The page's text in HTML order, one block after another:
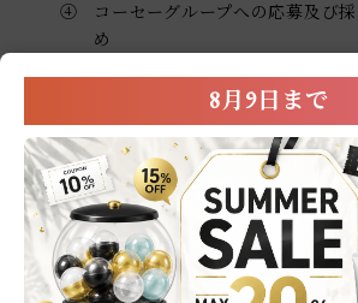
④
コーセーグループへの応募及び
め
⑤ 入社後の雇用管理のため
⑥
当社及びコーセーグループの採
の検討・活動のため（アンケート
す。）
共同して利用される情報の項目
お名前・ご住所・お電話番号・生年
8月9日まで